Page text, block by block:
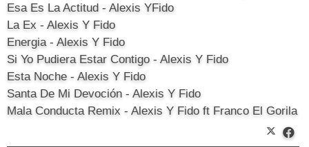
Esa Es La Actitud - Alexis YFido
La Ex - Alexis Y Fido
Energia - Alexis Y Fido
Si Yo Pudiera Estar Contigo - Alexis Y Fido
Esta Noche - Alexis Y Fido
Santa De Mi Devoción - Alexis Y Fido
Mala Conducta Remix - Alexis Y Fido ft Franco El Gorila